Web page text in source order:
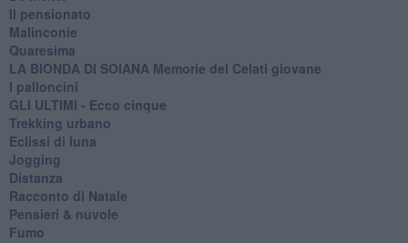
Il pensionato
Malinconie
Quaresima
LA BIONDA DI SOIANA Memorie del Celati giovane
I palloncini
GLI ULTIMI - Ecco cinque
Trekking urbano
Eclissi di luna
Jogging
Distanza
Racconto di Natale
Pensieri & nuvole
Fumo